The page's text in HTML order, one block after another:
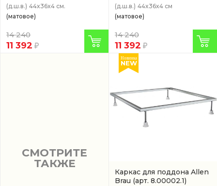
(д.ш.в.) 44x36x4 см.
(матовое)
14 240
11 392
(д.ш.в.) 44x36x4 см
(матовое)
14 240
11 392
СМОТРИТЕ
ТАКЖЕ
Каркас для поддона Allen
Brau (арт. 8.00002.1)
Новинка
NEW